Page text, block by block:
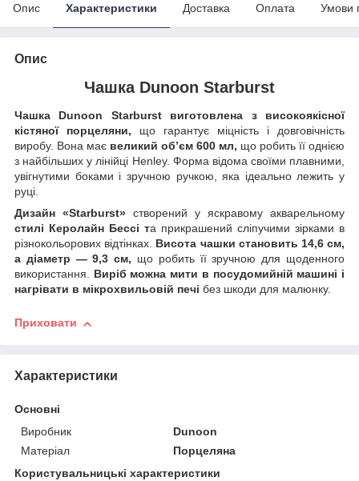
Опис Характеристики Доставка Оплата Умови
Опис
Чашка Dunoon Starburst
Чашка Dunoon Starburst виготовлена з високоякісної
кістяної порцеляни, що гарантує міцність і довговічність
виробу. Вона має великий об’єм 600 мл, що робить її однією
з найбільших у лінійці Henley. Форма відома своїми плавними,
увігнутими боками і зручною ручкою, яка ідеально лежить у
руці.
Дизайн «Starburst» створений у яскравому акварельному
стилі Керолайн Бессі та прикрашений сліпучими зірками в
різнокольорових відтінках. Висота чашки становить 14,6 см,
а діаметр — 9,3 см, що робить її зручною для щоденного
використання. Виріб можна мити в посудомийній машині і
нагрівати в мікрохвильовій печі без шкоди для малюнку.
Приховати
Характеристики
Основні
Виробник
Dunoon
Матеріал
Порцеляна
Користувальницькі характеристики